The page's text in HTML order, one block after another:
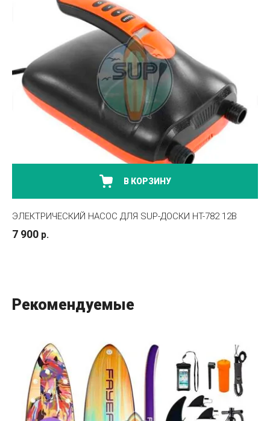
В КОРЗИНУ
ЭЛЕКТРИЧЕСКИЙ НАСОС ДЛЯ SUP-ДОСКИ HT-782 12В
7 900 р.
Рекомендуемые